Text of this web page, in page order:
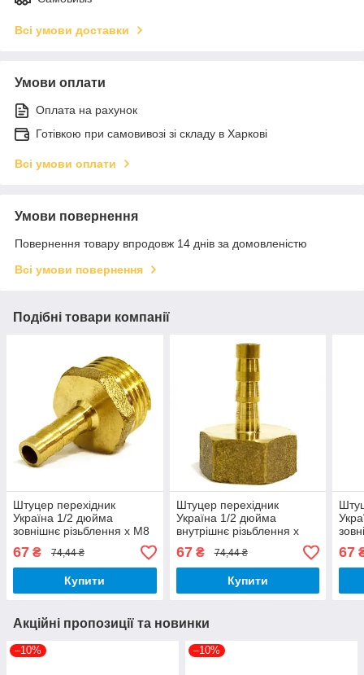
Всі умови доставки
Умови оплати
Оплата на рахунок
Готівкою при самовивозі зі складу в Харкові
Всі умови оплати
Умови повернення
Повернення товару впродовж 14 днів за домовленістю
Всі умови повернення
Подібні товари компанії
Штуцер перехідник
Україна 1/2 дюйма
зовнішнє різьблення х М8
мм латунь
67 ₴ 74,44 ₴
Купити
Штуцер перехідник
Україна 1/2 дюйма
внутрішнє різьблення х
М10 мм латунь
67₴ 74,44 ₴
Купити
мм
67
Акційні пропозиції та новинки
–10% –10%